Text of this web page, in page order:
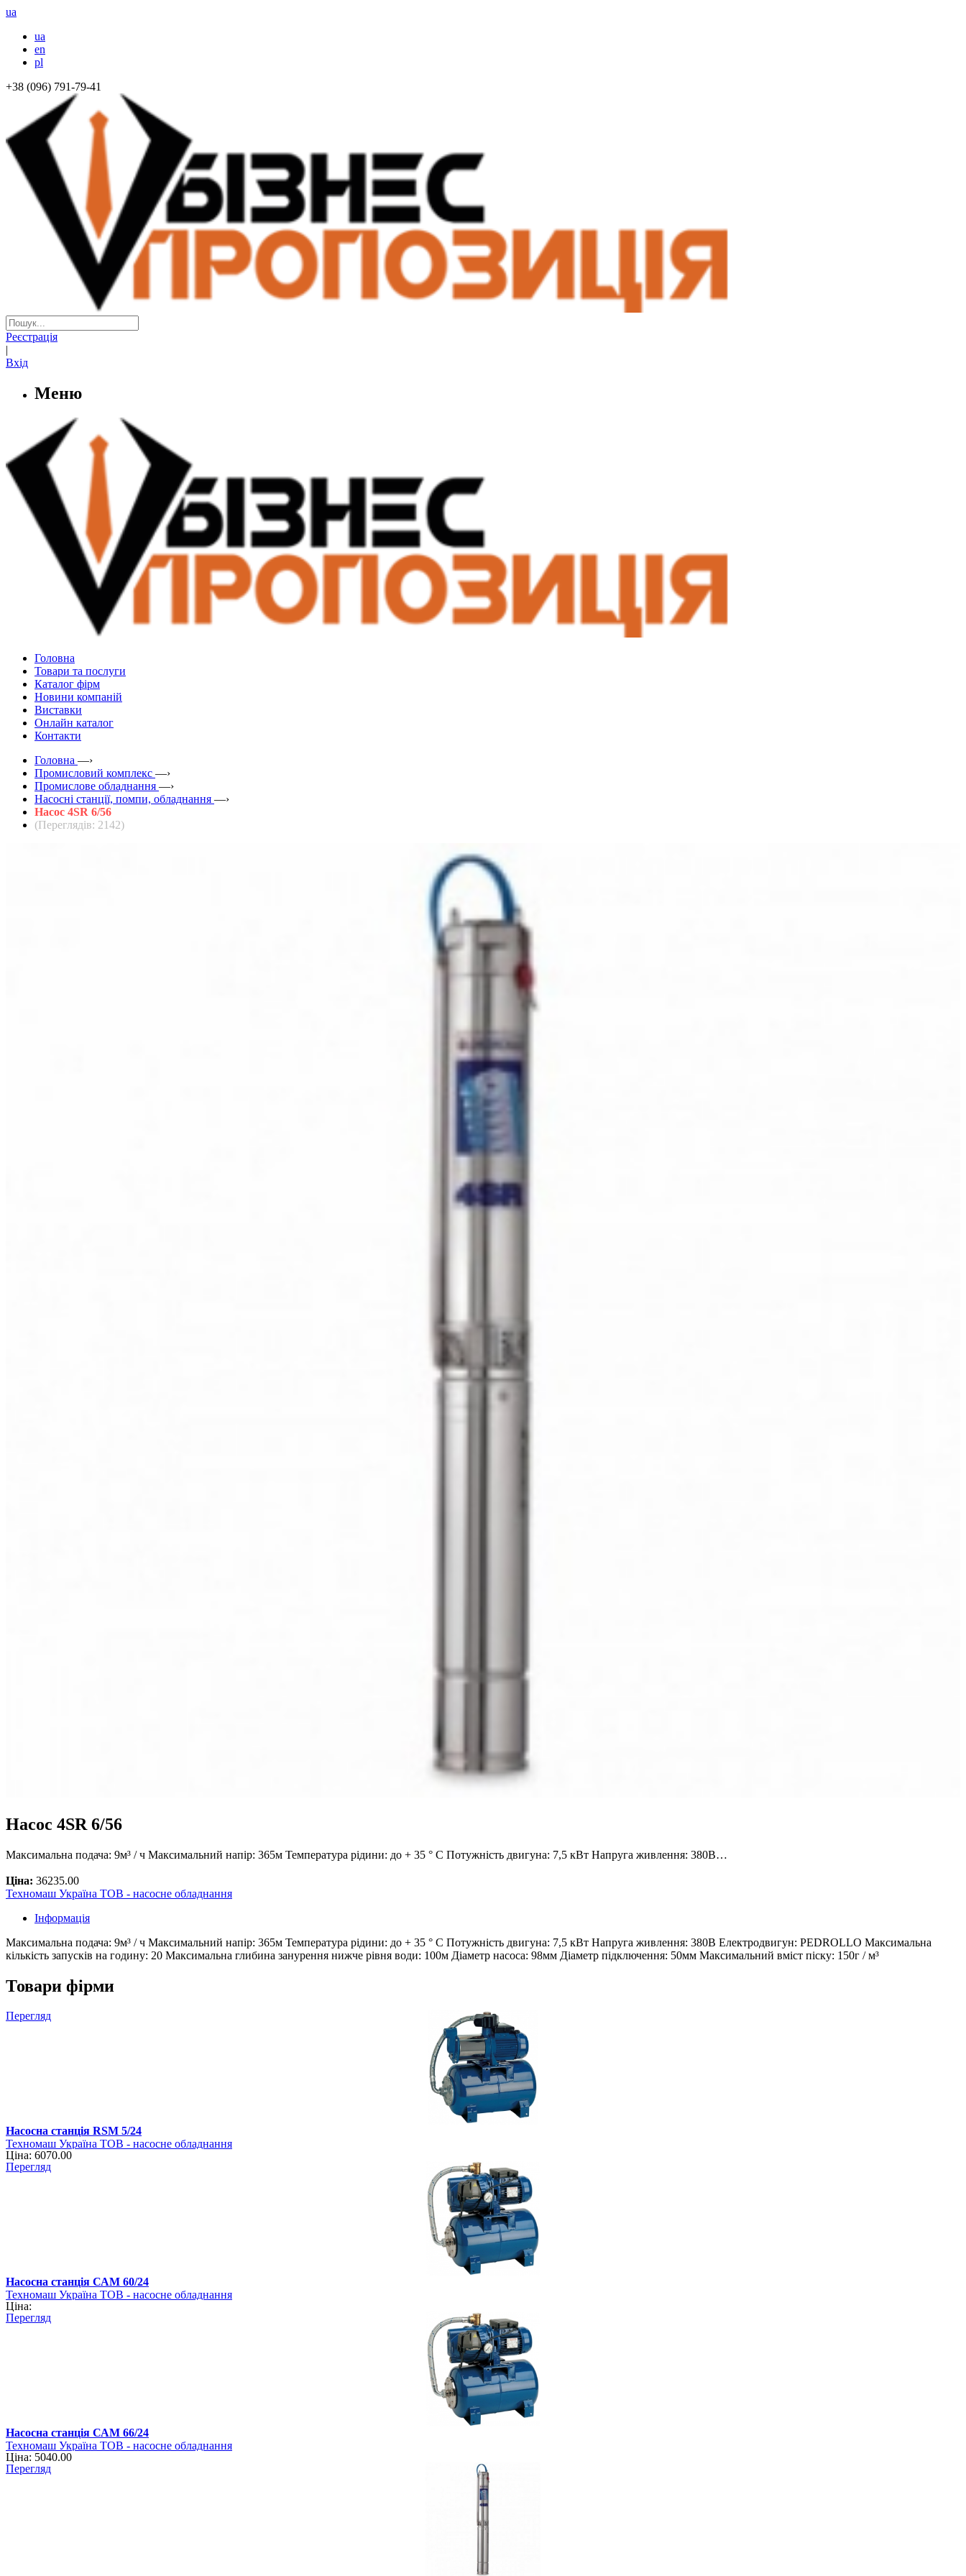
ua
ua
en
pl
+38 (096) 791-79-41
Реєстрація
|
Вхід
Меню
Головна
Товари та послуги
Каталог фірм
Новини компаній
Виставки
Онлайн каталог
Контакти
Головна —›
Промисловий комплекс —›
Промислове обладнання —›
Насосні станції, помпи, обладнання —›
Насос 4SR 6/56
(Переглядів: 2142)
Насос 4SR 6/56
Максимальна подача: 9м³ / ч Максимальний напір: 365м Температура рідини: до + 35 ° С Потужність двигуна: 7,5 кВт Напруга живлення: 380В…
Ціна: 36235.00
Техномаш Україна ТОВ - насосне обладнання
Інформація
Максимальна подача: 9м³ / ч Максимальний напір: 365м Температура рідини: до + 35 ° С Потужність двигуна: 7,5 кВт Напруга живлення: 380В Електродвигун: PEDROLLO Максимальна
кількість запусків на годину: 20 Максимальна глибина занурення нижче рівня води: 100м Діаметр насоса: 98мм Діаметр підключення: 50мм Максимальний вміст піску: 150г / м³
Товари фірми
Перегляд
Насосна станція RSM 5/24
Техномаш Україна ТОВ - насосне обладнання
Ціна: 6070.00
Перегляд
Насосна станція САМ 60/24
Техномаш Україна ТОВ - насосне обладнання
Ціна:
Перегляд
Насосна станція САМ 66/24
Техномаш Україна ТОВ - насосне обладнання
Ціна: 5040.00
Перегляд